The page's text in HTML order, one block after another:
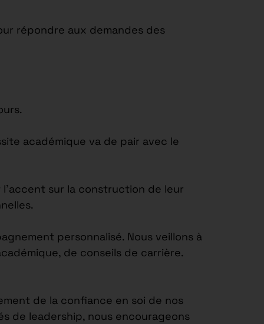
répondre aux demandes des
académique va de pair avec le
sur la construction de leur
personnalisé. Nous veillons à
de conseils de carrière.
de la confiance en soi de nos
de leadership, nous encourageons